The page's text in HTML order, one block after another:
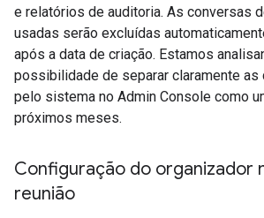
e relatórios de auditoria. As conversas
usadas serão excluídas
após a data de criação. Estamos
possibilidade de separar claramente as
pelo sistema no Admin Console como
próximos meses.
Configuração do organizador
reunião